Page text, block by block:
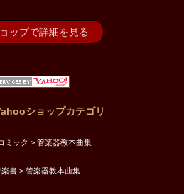
ップで詳細を見る
ショップカテゴリ
ミック > 管楽器教本曲集
書 > 管楽器教本曲集